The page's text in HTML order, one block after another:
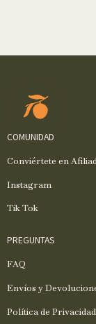
COMUNIDAD
Conviértete en
Instagram
Tik Tok
PREGUNTAS
FAQ
Envíos y
Política de Privacidad